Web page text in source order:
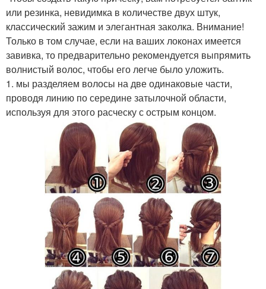
или резинка, невидимка в количестве двух штук,
классический зажим и элегантная заколка. Внимание!
Только в том случае, если на ваших локонах имеется
завивка, то предварительно рекомендуется выпрямить
волнистый волос, чтобы его легче было уложить.
1. мы разделяем волосы на две одинаковые части,
проводя линию по середине затылочной области,
используя для этого расческу с острым концом.